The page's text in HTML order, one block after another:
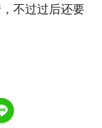
不过过后还要